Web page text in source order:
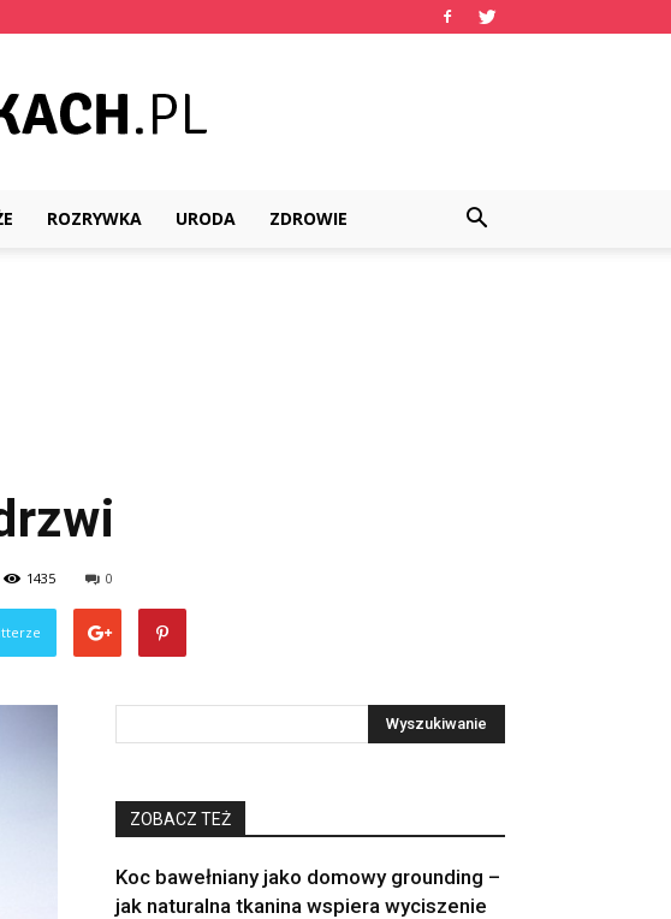
ROZRYWKA URODA ZDROWIE
1435 0
ZOBACZ TEŻ
Koc bawełniany jako domowy grounding –
jak naturalna tkanina wspiera wyciszenie